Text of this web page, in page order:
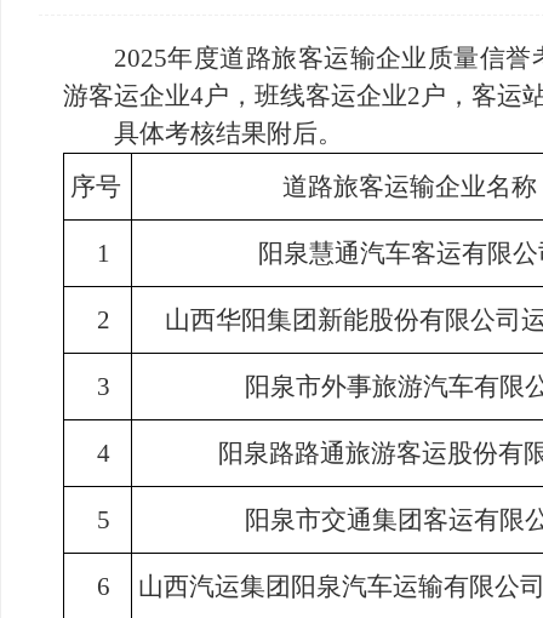
2025年度道路旅客运输企业质量信
游客运企业4户，班线客运企业2户，客运
具体考核结果附后。
序号
道路旅客运输企业名称
1 阳泉慧通汽车客运有限公
2 山西华阳集团新能股份有限公司
3 阳泉市外事旅游汽车有限
4 阳泉路路通旅游客运股份有
5 阳泉市交通集团客运有限
6 山西汽运集团阳泉汽车运输有限公